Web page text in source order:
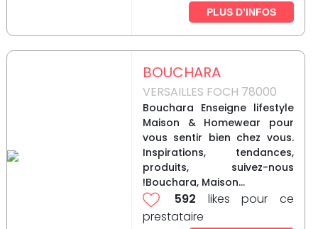
PLUS D’INFOS
BOUCHARA
VERSAILLES FOCH 78000
Bouchara Enseigne lifestyle
Maison & Homewear pour
vous sentir bien chez vous.
Inspirations, tendances,
produits, suivez-nous
!Bouchara, Maison...
592 likes pour ce
prestataire